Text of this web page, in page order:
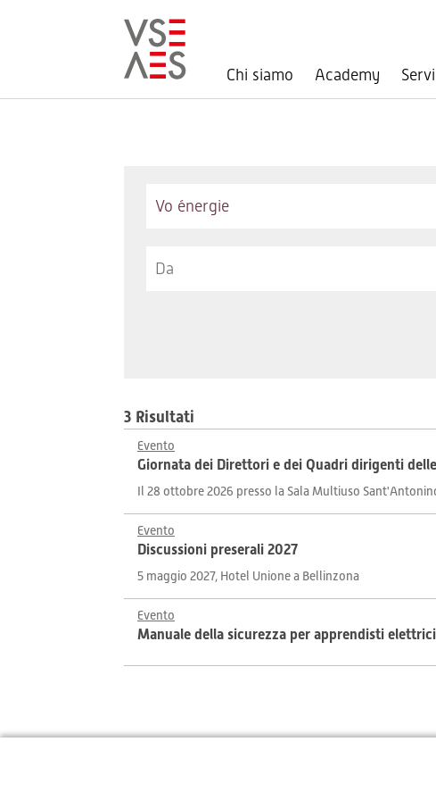
Chi siamo Academy
3 Risultati
Evento
Giornata dei Direttori e dei Quadri dirigenti
Il 28 ottobre 2026 presso la Sala Multiuso
Evento
Discussioni preserali 2027
5 maggio 2027, Hotel Unione a Bellinzona
Evento
Manuale della sicurezza per apprendisti